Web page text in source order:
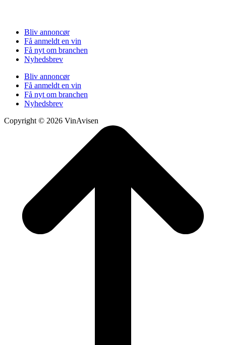
Bliv annoncør
Få anmeldt en vin
Få nyt om branchen
Nyhedsbrev
Bliv annoncør
Få anmeldt en vin
Få nyt om branchen
Nyhedsbrev
Copyright © 2026 VinAvisen